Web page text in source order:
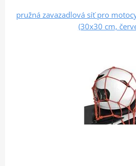
pružná zavazadlová síť pro
(30x30 cm,